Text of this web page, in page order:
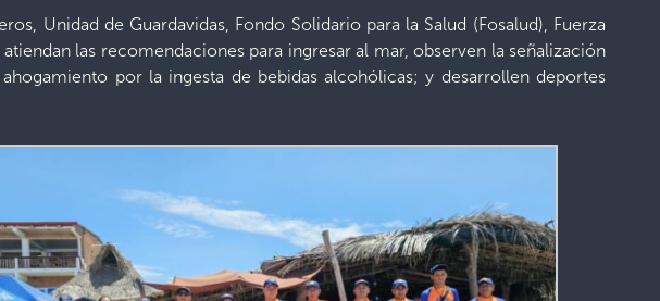
Unidad de Guardavidas, Fondo Solidario para la Salud (Fosalud), Fuerza
las recomendaciones para ingresar al mar, observen la señalización
por la ingesta de bebidas alcohólicas; y desarrollen deportes